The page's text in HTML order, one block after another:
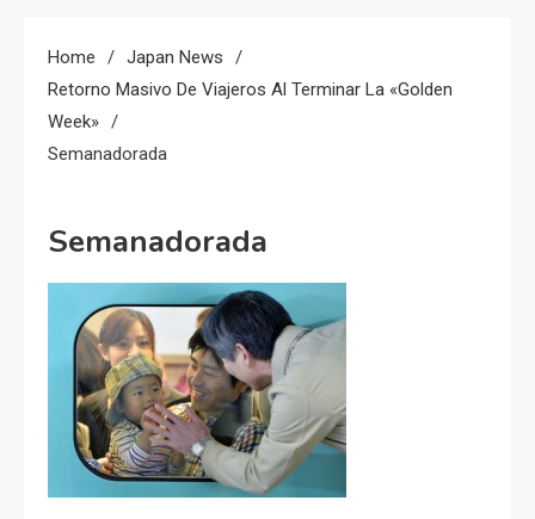
Home
Japan News
Retorno Masivo De Viajeros Al Terminar La «Golden
Week»
Semanadorada
Semanadorada